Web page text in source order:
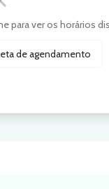
para ver os horários
de agendamento